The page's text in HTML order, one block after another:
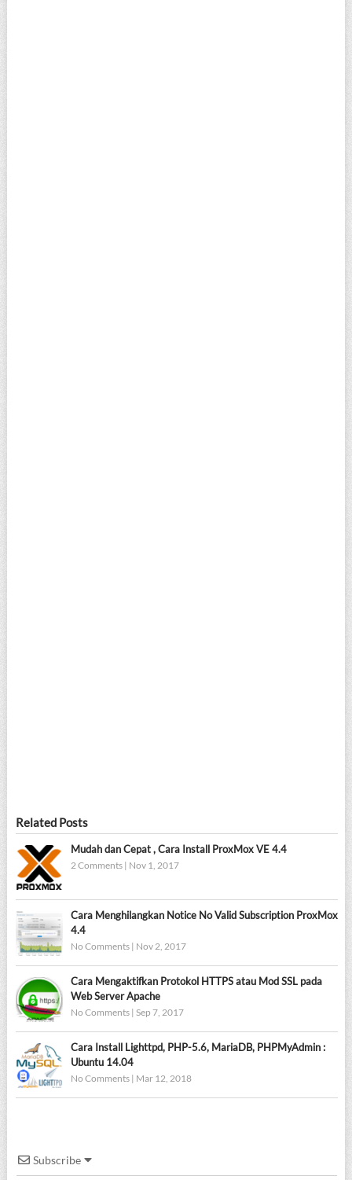
Related Posts
Mudah dan Cepat , Cara Install ProxMox VE 4.4
2 Comments| Nov 1, 2017
Cara Menghilangkan Notice No Valid Subscription ProxMox
4.4
No Comments| Nov 2, 2017
Cara Mengaktifkan Protokol HTTPS atau Mod SSL pada
Web Server Apache
No Comments| Sep 7, 2017
Cara Install Lighttpd, PHP-5.6, MariaDB, PHPMyAdmin :
Ubuntu 14.04
No Comments| Mar 12, 2018
Subscribe